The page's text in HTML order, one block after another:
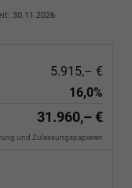
30.11.2026
5.915,– €
16,0%
31.960,– €
und Zulassungspapieren